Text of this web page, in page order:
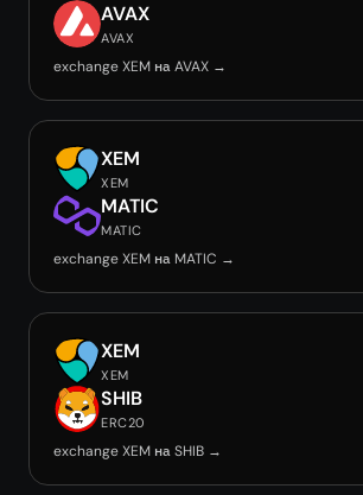
AVAX
AVAX
exchange XEM на AVAX →
XEM
XEM
MATIC
MATIC
exchange XEM на MATIC →
XEM
XEM
SHIB
ERC20
exchange XEM на SHIB →